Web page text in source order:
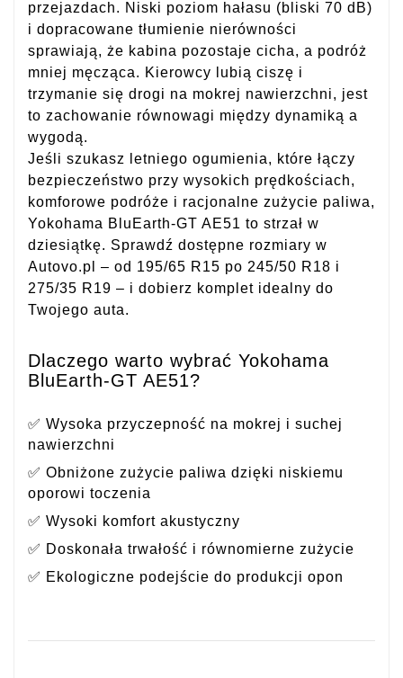
przejazdach. Niski poziom hałasu (bliski 70 dB)
i dopracowane tłumienie nierówności
sprawiają, że kabina pozostaje cicha, a podróż
mniej męcząca. Kierowcy lubią ciszę i
trzymanie się drogi na mokrej nawierzchni, jest
to zachowanie równowagi między dynamiką a
wygodą.
Jeśli szukasz letniego ogumienia, które łączy
bezpieczeństwo przy wysokich prędkościach,
komforowe podróże i racjonalne zużycie paliwa,
Yokohama BluEarth-GT AE51 to strzał w
dziesiątkę. Sprawdź dostępne rozmiary w
Autovo.pl – od 195/65 R15 po 245/50 R18 i
275/35 R19 – i dobierz komplet idealny do
Twojego auta.
Dlaczego warto wybrać Yokohama
BluEarth-GT AE51?
✅ Wysoka przyczepność na mokrej i suchej
nawierzchni
✅ Obniżone zużycie paliwa dzięki niskiemu
oporowi toczenia
✅ Wysoki komfort akustyczny
✅ Doskonała trwałość i równomierne zużycie
✅ Ekologiczne podejście do produkcji opon